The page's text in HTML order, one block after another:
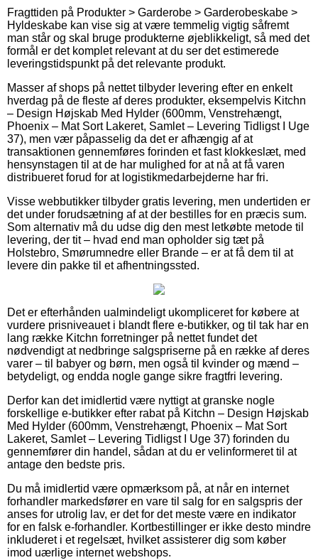
Fragttiden på Produkter > Garderobe > Garderobeskabe >
Hyldeskabe kan vise sig at være temmelig vigtig såfremt
man står og skal bruge produkterne øjeblikkeligt, så med det
formål er det komplet relevant at du ser det estimerede
leveringstidspunkt på det relevante produkt.
Masser af shops på nettet tilbyder levering efter en enkelt
hverdag på de fleste af deres produkter, eksempelvis Kitchn
– Design Højskab Med Hylder (600mm, Venstrehængt,
Phoenix – Mat Sort Lakeret, Samlet – Levering Tidligst I Uge
37), men vær påpasselig da det er afhængig af at
transaktionen gennemføres forinden et fast klokkeslæt, med
hensynstagen til at de har mulighed for at nå at få varen
distribueret forud for at logistikmedarbejderne har fri.
Visse webbutikker tilbyder gratis levering, men undertiden er
det under forudsætning af at der bestilles for en præcis sum.
Som alternativ må du udse dig den mest letkøbte metode til
levering, der tit – hvad end man opholder sig tæt på
Holstebro, Smørumnedre eller Brande – er at få dem til at
levere din pakke til et afhentningssted.
Det er efterhånden ualmindeligt ukompliceret for købere at
vurdere prisniveauet i blandt flere e-butikker, og til tak har en
lang række Kitchn forretninger på nettet fundet det
nødvendigt at nedbringe salgspriserne på en række af deres
varer – til babyer og børn, men også til kvinder og mænd –
betydeligt, og endda nogle gange sikre fragtfri levering.
Derfor kan det imidlertid være nyttigt at granske nogle
forskellige e-butikker efter rabat på Kitchn – Design Højskab
Med Hylder (600mm, Venstrehængt, Phoenix – Mat Sort
Lakeret, Samlet – Levering Tidligst I Uge 37) forinden du
gennemfører din handel, sådan at du er velinformeret til at
antage den bedste pris.
Du må imidlertid være opmærksom på, at når en internet
forhandler markedsfører en vare til salg for en salgspris der
anses for utrolig lav, er det for det meste være en indikator
for en falsk e-forhandler. Kortbestillinger er ikke desto mindre
inkluderet i et regelsæt, hvilket assisterer dig som køber
imod uærlige internet webshops.